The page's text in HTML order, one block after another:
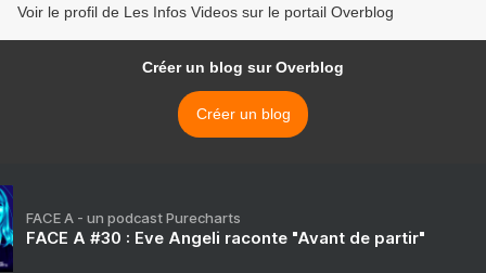
Voir le profil de Les Infos Videos sur le portail Overblog
Créer un blog sur Overblog
Créer un blog
FACE A - un podcast Purecharts
FACE A #30 : Eve Angeli raconte "Avant de partir"